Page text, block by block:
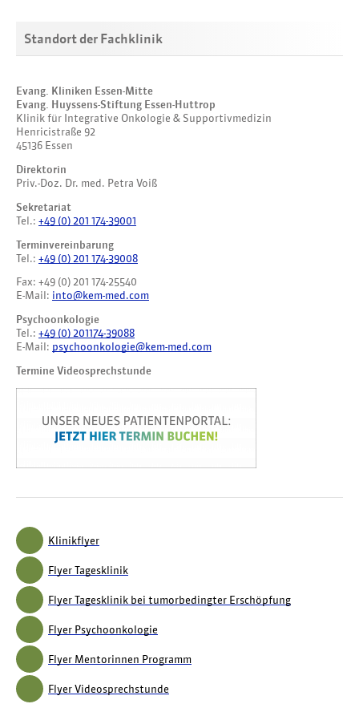
Standort der Fachklinik
Evang. Kliniken Essen-Mitte
Evang. Huyssens-Stiftung Essen-Huttrop
Klinik für Integrative Onkologie & Supportivmedizin
Henricistraße 92
45136 Essen
Direktorin
Priv.-Doz. Dr. med. Petra Voiß
Sekretariat
Tel.: +49 (0) 201 174-39001
Terminvereinbarung
Tel.: +49 (0) 201 174-39008
Fax: +49 (0) 201 174-25540
E-Mail: into@kem-med.com
Psychoonkologie
Tel.: +49 (0) 201174-39088
E-Mail: psychoonkologie@kem-med.com
Termine Videosprechstunde
Klinikflyer
Flyer Tagesklinik
Flyer Tagesklinik bei tumorbedingter Erschöpfung
Flyer Psychoonkologie
Flyer Mentorinnen Programm
Flyer Videosprechstunde